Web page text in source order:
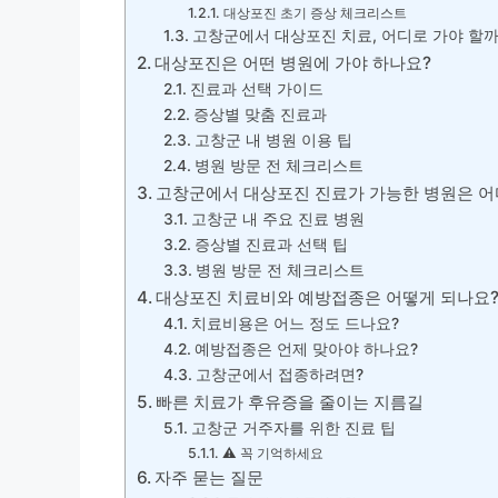
대상포진 초기 증상 체크리스트
고창군에서 대상포진 치료, 어디로 가야 할
대상포진은 어떤 병원에 가야 하나요?
진료과 선택 가이드
증상별 맞춤 진료과
고창군 내 병원 이용 팁
병원 방문 전 체크리스트
고창군에서 대상포진 진료가 가능한 병원은
고창군 내 주요 진료 병원
증상별 진료과 선택 팁
병원 방문 전 체크리스트
대상포진 치료비와 예방접종은 어떻게 되나요?
치료비용은 어느 정도 드나요?
예방접종은 언제 맞아야 하나요?
고창군에서 접종하려면?
빠른 치료가 후유증을 줄이는 지름길
고창군 거주자를 위한 진료 팁
⚠️ 꼭 기억하세요
자주 묻는 질문